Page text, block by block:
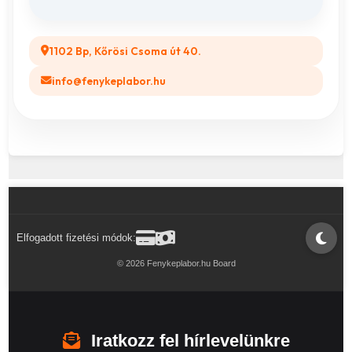
1102 Bp, Kőrösi Csoma út 40.
info@fenykeplabor.hu
Elfogadott fizetési módok:
© 2026 Fenykeplabor.hu Board
Iratkozz fel hírlevelünkre